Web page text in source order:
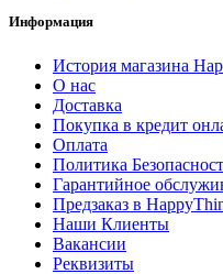
Информация
История магазина
О нас
Доставка
Покупка в кредит
Оплата
Политика
Гарантийное
Предзаказ в
Наши Клиенты
Вакансии
Реквизиты